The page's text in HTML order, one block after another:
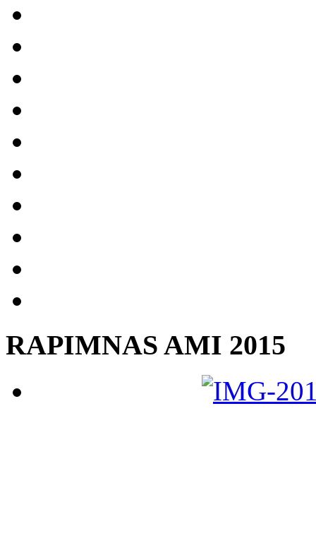
RAPIMNAS AMI 2015